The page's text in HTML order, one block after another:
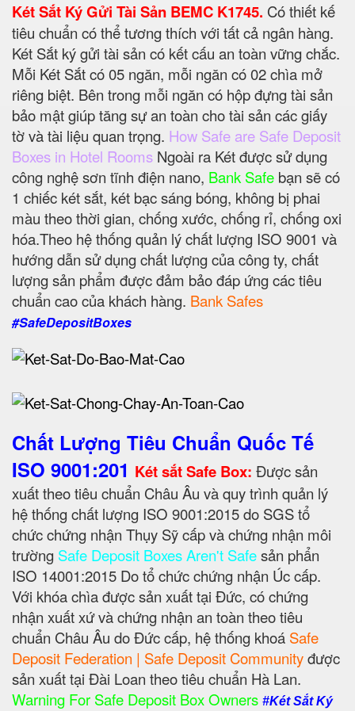
Két Sắt Ký Gửi Tài Sản BEMC K1745. Có thiết kế
tiêu chuẩn có thể tương thích với tất cả ngân hàng.
Két Sắt ký gửi tài sản có kết cấu an toàn vững chắc.
Mỗi Két Sắt có 05 ngăn, mỗi ngăn có 02 chìa mở
riêng biệt. Bên trong mỗi ngăn có hộp đựng tài sản
bảo mật giúp tăng sự an toàn cho tài sản các giấy
tờ và tài liệu quan trọng. How Safe are Safe Deposit
Boxes in Hotel Rooms Ngoài ra Két được sử dụng
công nghệ sơn tĩnh điện nano, Bank Safe bạn sẽ có
1 chiếc két sắt, két bạc sáng bóng, không bị phai
màu theo thời gian, chống xước, chống rỉ, chống oxi
hóa.Theo hệ thống quản lý chất lượng ISO 9001 và
hướng dẫn sử dụng chất lượng của công ty, chất
lượng sản phẩm được đảm bảo đáp ứng các tiêu
chuẩn cao của khách hàng. Bank Safes
#SafeDepositBoxes
Chất Lượng Tiêu Chuẩn Quốc Tế
ISO 9001:201 Két sắt Safe Box: Được sản
xuất theo tiêu chuẩn Châu Âu và quy trình quản lý
hệ thống chất lượng ISO 9001:2015 do SGS tổ
chức chứng nhận Thụy Sỹ cấp và chứng nhận môi
trường Safe Deposit Boxes Aren't Safesản phẩn
ISO 14001:2015 Do tổ chức chứng nhận Úc cấp.
Với khóa chìa được sản xuất tại Đức, có chứng
nhận xuất xứ và chứng nhận an toàn theo tiêu
chuẩn Châu Âu do Đức cấp, hệ thống khoá Safe
Deposit Federation | Safe Deposit Communityđược
sản xuất tại Đài Loan theo tiêu chuẩn Hà Lan.
Warning For Safe Deposit Box Owners #Két Sắt Ký